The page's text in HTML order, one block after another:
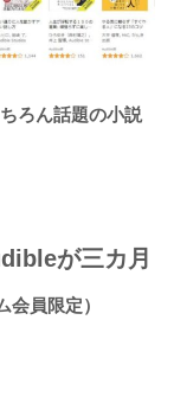
ろん話題の小説
が三カ月
会員限定）